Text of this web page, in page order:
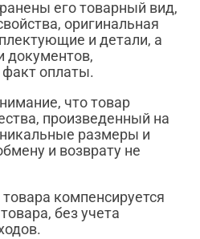
его товарный вид,
оригинальная
и детали, а
документов,
оплаты.
что товар
произведенный на
размеры и
и возврату не
компенсируется
без учета